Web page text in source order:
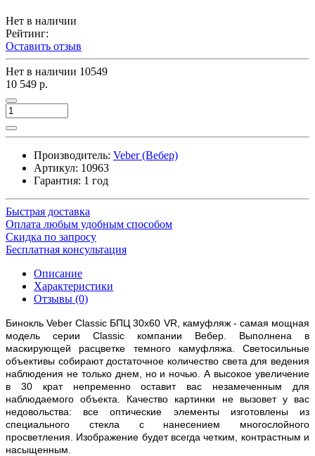
Нет в наличии
Рейтинг:
Оставить отзыв
Нет в наличии 10549
10 549 р.
Производитель: Veber (Вебер)
Артикул: 10963
Гарантия: 1 год
Быстрая доставка
Оплата любым удобным способом
Скидка по запросу
Бесплатная консультация
Описание
Характеристики
Отзывы (0)
Бинокль Veber Classic БПЦ 30х60 VR, камуфляж - самая мощная
модель серии Classic компании Вебер. Выполнена в
маскирующей расцветке темного камуфляжа. Светосильные
объективы собирают достаточное количество света для ведения
наблюдения не только днем, но и ночью. А высокое увеличение
в 30 крат непременно оставит вас незамеченным для
наблюдаемого объекта. Качество картинки не вызовет у вас
недовольства: все оптические элементы изготовлены из
специального стекла с нанесением многослойного
просветления. Изображение будет всегда четким, контрастным и
насыщенным.